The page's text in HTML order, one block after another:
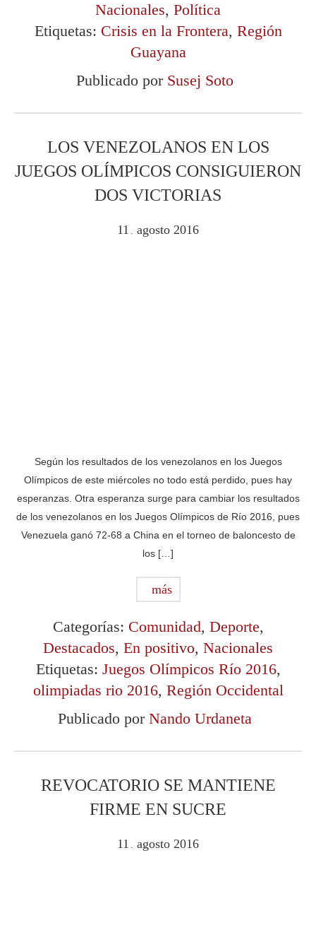
Nacionales, Política
Etiquetas: Crisis en la Frontera, Región
Guayana
Publicado por Susej Soto
LOS VENEZOLANOS EN LOS
JUEGOS OLÍMPICOS CONSIGUIERON
DOS VICTORIAS
11 . agosto 2016
Según los resultados de los venezolanos en los Juegos
Olímpicos de este miércoles no todo está perdido, pues hay
esperanzas. Otra esperanza surge para cambiar los resultados
de los venezolanos en los Juegos Olímpicos de Río 2016, pues
Venezuela ganó 72-68 a China en el torneo de baloncesto de
los […]
más
Categorías: Comunidad, Deporte,
Destacados, En positivo, Nacionales
Etiquetas: Juegos Olímpicos Río 2016,
olimpiadas rio 2016, Región Occidental
Publicado por Nando Urdaneta
REVOCATORIO SE MANTIENE
FIRME EN SUCRE
11 . agosto 2016